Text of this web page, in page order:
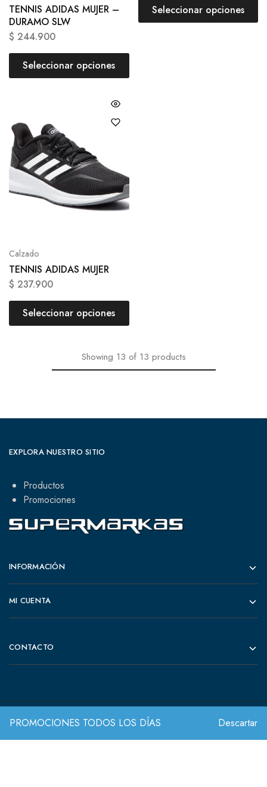
PROMOCIONES TODOS LOS DÍAS Descartar
TENNIS ADIDAS MUJER –
DURAMO SLW
$ 244.900
Seleccionar opciones
Seleccionar opciones
Calzado
TENNIS ADIDAS MUJER
$ 237.900
Seleccionar opciones
Showing 13 of 13 products
EXPLORA NUESTRO SITIO
Productos
Promociones
INFORMACIÓN
MI CUENTA
CONTACTO
© 2022 Todos los derechos reservados.